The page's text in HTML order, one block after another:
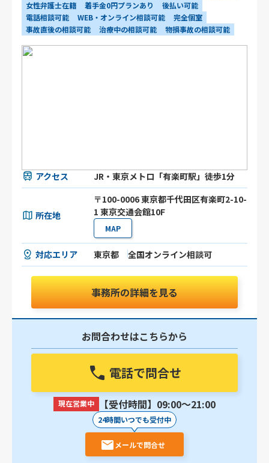
女性弁護士在籍
着手金0円プランあり
後払い可能
電話相談可能
WEB・オンライン相談可能
完全個室
事故直後の相談可能
治療中の相談可能 物損事故の相談可能
アクセス JR・東京メトロ「有楽町駅」徒歩1分
所在地
〒100-0006 東京都千代田区有楽町2-10-
1 東京交通会館10F
MAP
対応エリア 東京都 全国オンライン相談可
事務所の詳細を見る
お問合わせはこちらから
電話で問合せ
現在営業中 【受付時間】09:00〜21:00
24時間いつでも受付中
メールで問合せ